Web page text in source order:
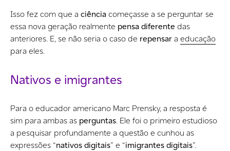
Isso fez com que a ciênciacomeçasse a se perguntar se
essa nova geração realmente pensa diferente das
anteriores. E, se não seria o caso de repensara educação
para eles.
Nativos e imigrantes
Para o educador americano Marc Prensky, a resposta é
sim para ambas as perguntas. Ele foi o primeiro estudioso
a pesquisar profundamente a questão e cunhou as
expressões “nativos digitais” e “imigrantes digitais”.